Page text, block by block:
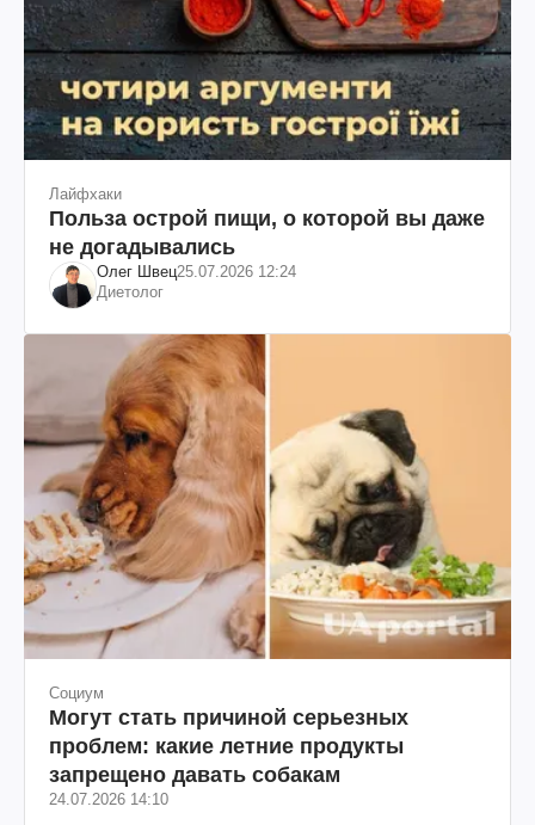
Лайфхаки
Польза острой пищи, о которой вы даже
не догадывались
Олег Швец25.07.2026 12:24
Диетолог
Социум
Могут стать причиной серьезных
проблем: какие летние продукты
запрещено давать собакам
24.07.2026 14:10